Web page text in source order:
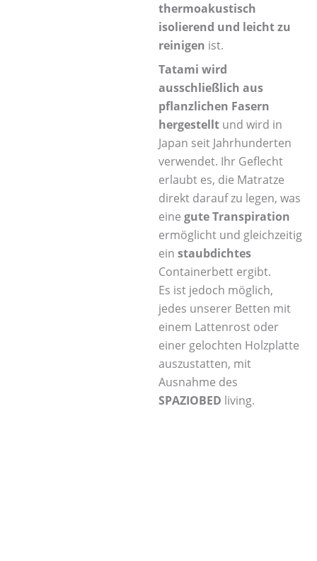
thermoakustisch
isolierend und leicht zu
reinigen ist.
Tatami wird
ausschließlich aus
pflanzlichen Fasern
hergestellt und wird in
Japan seit Jahrhunderten
verwendet. Ihr Geflecht
erlaubt es, die Matratze
direkt darauf zu legen, was
eine gute Transpiration
ermöglicht und gleichzeitig
ein staubdichtes
Containerbett ergibt.
Es ist jedoch möglich,
jedes unserer Betten mit
einem Lattenrost oder
einer gelochten Holzplatte
auszustatten, mit
Ausnahme des
SPAZIOBED living.